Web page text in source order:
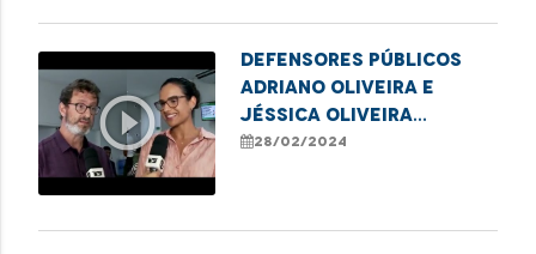
play_circle_outline
Defensores públicos
Adriano Oliveira e
Jéssica Oliveira
destacam campanha
Imperatriz
28/02/2024